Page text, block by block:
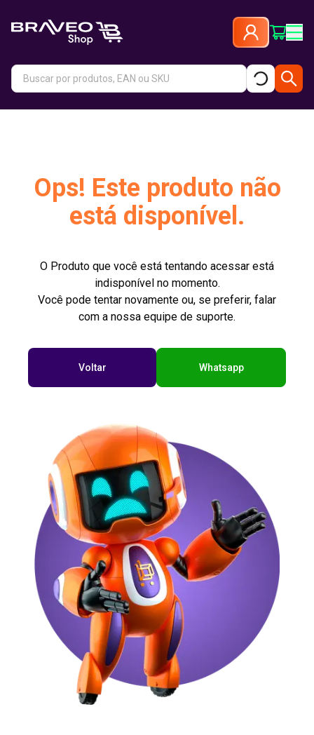
Ops! Este produto não
está disponível.
O Produto que você está tentando acessar está
indisponível no momento.
Você pode tentar novamente ou, se preferir, falar
com a nossa equipe de suporte.
Voltar Whatsapp